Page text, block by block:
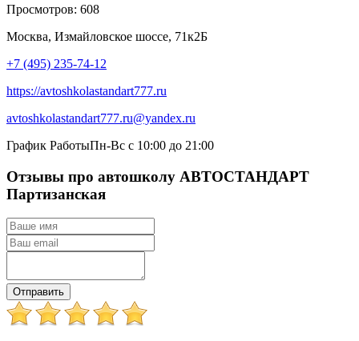
Просмотров: 608
Москва, Измайловское шоссе, 71к2Б
+7 (495) 235-74-12
https://avtoshkolastandart777.ru
avtoshkolastandart777.ru@yandex.ru
График РаботыПн-Вс c 10:00 до 21:00
Отзывы про автошколу АВТОСТАНДАРТ
Партизанская
Отправить